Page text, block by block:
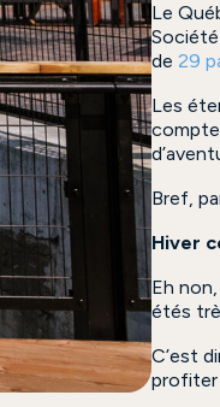
Le
de29
Les
compte
Bref,
Hiver
Eh
étés
C’est
profiter